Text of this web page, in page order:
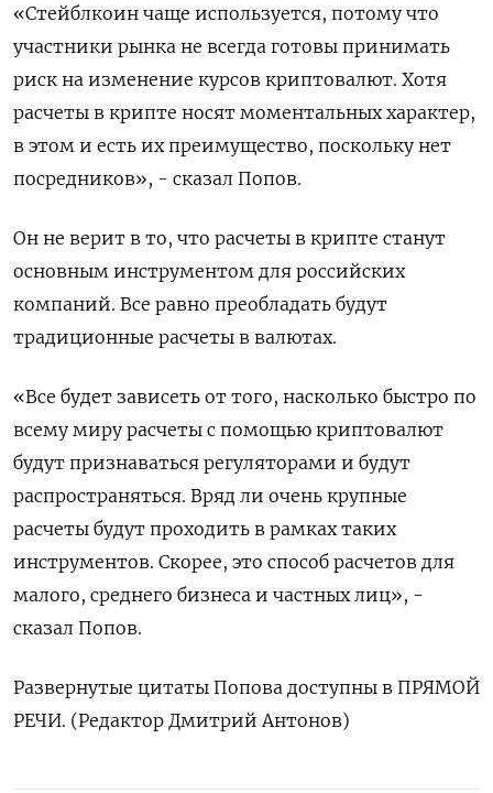
«Стейблкоин чаще используется, потому что
участники рынка не всегда готовы принимать
риск на изменение курсов криптовалют. Хотя
расчеты в крипте носят моментальных характер,
в этом и есть их преимущество, поскольку нет
посредников», - сказал Попов.
Он не верит в то, что расчеты в крипте станут
основным инструментом для российских
компаний. Все равно преобладать будут
традиционные расчеты в валютах.
«Все будет зависеть от того, насколько быстро по
всему миру расчеты с помощью криптовалют
будут признаваться регуляторами и будут
распространяться. Вряд ли очень крупные
расчеты будут проходить в рамках таких
инструментов. Скорее, это способ расчетов для
малого, среднего бизнеса и частных лиц», -
сказал Попов.
Развернутые цитаты Попова доступны в ПРЯМОЙ
РЕЧИ. (Редактор Дмитрий Антонов)